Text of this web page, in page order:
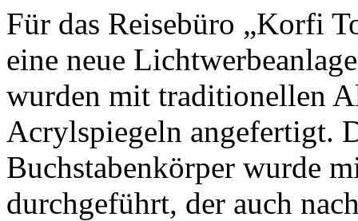
Für das Reisebüro „Korfi
eine neue
wurden mit traditionellen
Acrylspiegeln angefertigt.
Buchstabenkörper wurde
durchgeführt, der auch